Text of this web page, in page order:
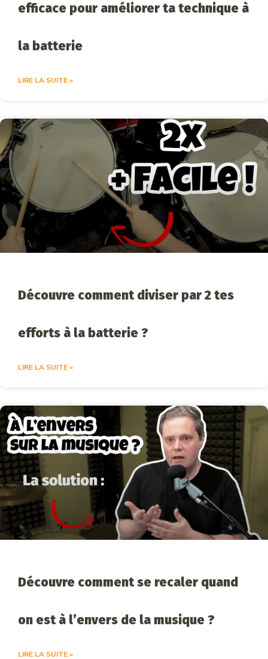
efficace pour améliorer ta technique à
la batterie
LIRE LA SUITE »
Découvre comment diviser par 2 tes
efforts à la batterie ?
LIRE LA SUITE »
Découvre comment se recaler quand
on est à l’envers de la musique ?
LIRE LA SUITE »